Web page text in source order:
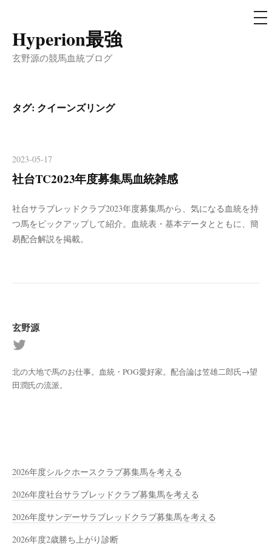
コ
ン
ツ
へ
ッ
プ
Hyperion最強
玄野源の競馬血統ブログ
メ
ニ
タグ: クイーンズリング
2023-05-17
社台TC2023年度募集馬血統雑感
社台サラブレッドクラブ2023年度募集馬から、気になる血統を持
つ馬をピックアップして紹介。血統表・基本データとともに、簡
易配合解説を掲載。
玄野源
北の大地で馬のお仕事。血統・POG愛好家。配合論は笠雄二郎氏→望
田潤氏の流派。
2026年度シルクホースクラブ募集馬を考える
2026年度社台サラブレッドクラブ募集馬を考える
2026年度サンデーサラブレッドクラブ募集馬を考える
2026年度2歳勝ち上がり診断